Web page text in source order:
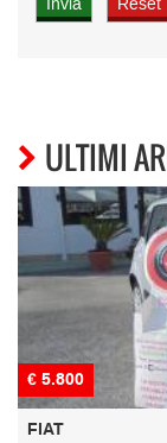
ULTIMI
€ 5.800
FIAT